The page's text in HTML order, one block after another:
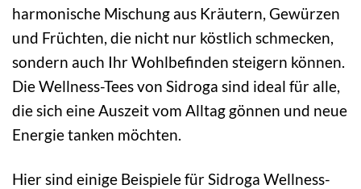
harmonische Mischung aus Kräutern, Gewürzen
und Früchten, die nicht nur köstlich schmecken,
sondern auch Ihr Wohlbefinden steigern können.
Die Wellness-Tees von Sidroga sind ideal für alle,
die sich eine Auszeit vom Alltag gönnen und neue
Energie tanken möchten.
Hier sind einige Beispiele für Sidroga Wellness-